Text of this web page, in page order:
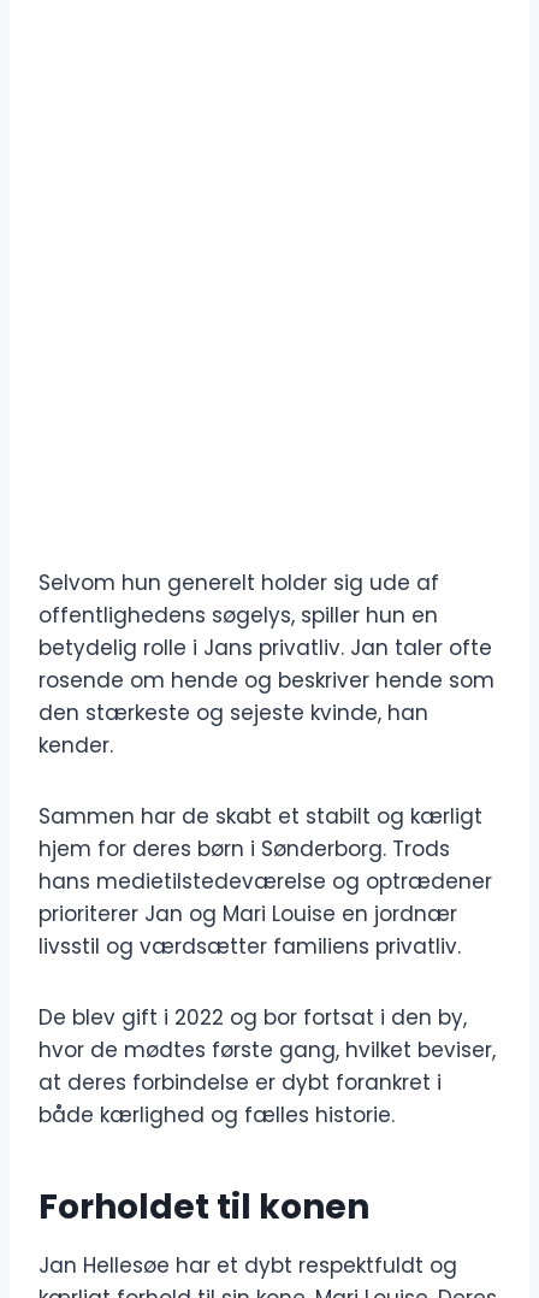
Selvom hun generelt holder sig ude af
offentlighedens søgelys, spiller hun en
betydelig rolle i Jans privatliv. Jan taler ofte
rosende om hende og beskriver hende som
den stærkeste og sejeste kvinde, han
kender.
Sammen har de skabt et stabilt og kærligt
hjem for deres børn i Sønderborg. Trods
hans medietilstedeværelse og optrædener
prioriterer Jan og Mari Louise en jordnær
livsstil og værdsætter familiens privatliv.
De blev gift i 2022 og bor fortsat i den by,
hvor de mødtes første gang, hvilket beviser,
at deres forbindelse er dybt forankret i
både kærlighed og fælles historie.
Forholdet til konen
Jan Hellesøe har et dybt respektfuldt og